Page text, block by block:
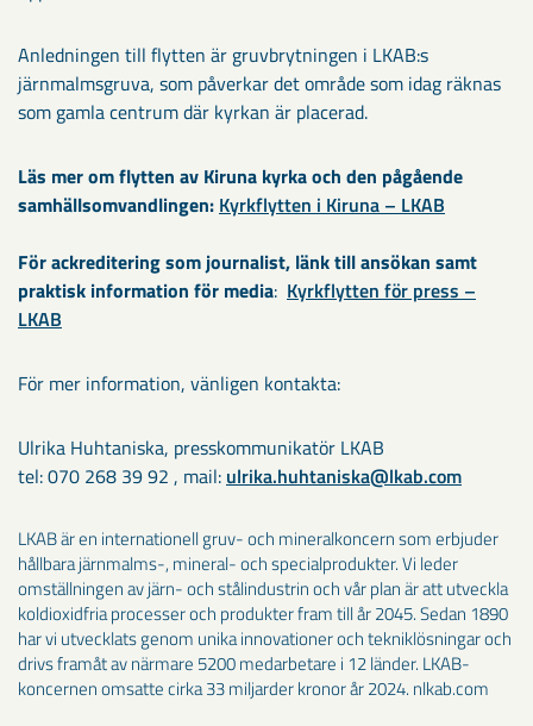
Anledningen till flytten är gruvbrytningen i LKAB:s
järnmalmsgruva, som påverkar det område som idag räknas
som gamla centrum där kyrkan är placerad.
Läs mer om flytten av Kiruna kyrka och den pågående
samhällsomvandlingen: Kyrkflytten i Kiruna – LKAB
För ackreditering som journalist, länk till ansökan samt
praktisk information för media: Kyrkflytten för press –
LKAB
För mer information, vänligen kontakta:
Ulrika Huhtaniska, presskommunikatör LKAB
tel: 070 268 39 92 , mail: ulrika.huhtaniska@lkab.com
LKAB är en internationell gruv- och mineralkoncern som erbjuder
hållbara järnmalms-, mineral- och specialprodukter. Vi leder
omställningen av järn- och stålindustrin och vår plan är att utveckla
koldioxidfria processer och produkter fram till år 2045. Sedan 1890
har vi utvecklats genom unika innovationer och tekniklösningar och
drivs framåt av närmare 5200 medarbetare i 12 länder. LKAB-
koncernen omsatte cirka 33 miljarder kronor år 2024. nlkab.com